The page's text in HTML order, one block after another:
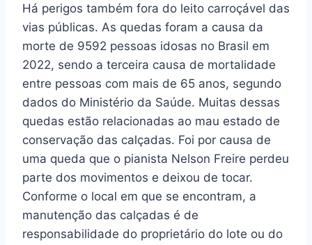
Há perigos também fora do leito carroçável das
vias públicas. As quedas foram a causa da
morte de 9592 pessoas idosas no Brasil em
2022, sendo a terceira causa de mortalidade
entre pessoas com mais de 65 anos, segundo
dados do Ministério da Saúde. Muitas dessas
quedas estão relacionadas ao mau estado de
conservação das calçadas. Foi por causa de
uma queda que o pianista Nelson Freire perdeu
parte dos movimentos e deixou de tocar.
Conforme o local em que se encontram, a
manutenção das calçadas é de
responsabilidade do proprietário do lote ou do